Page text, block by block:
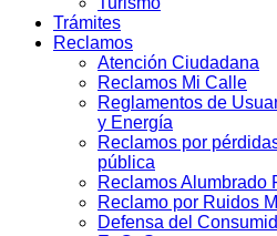
Trámites
Reclamos
Atención Ciudadana
Reclamos Mi Calle
Reglamentos de
y Energía
Reclamos por
pública
Reclamos Alumbrado
Reclamo por Ruidos
Defensa del